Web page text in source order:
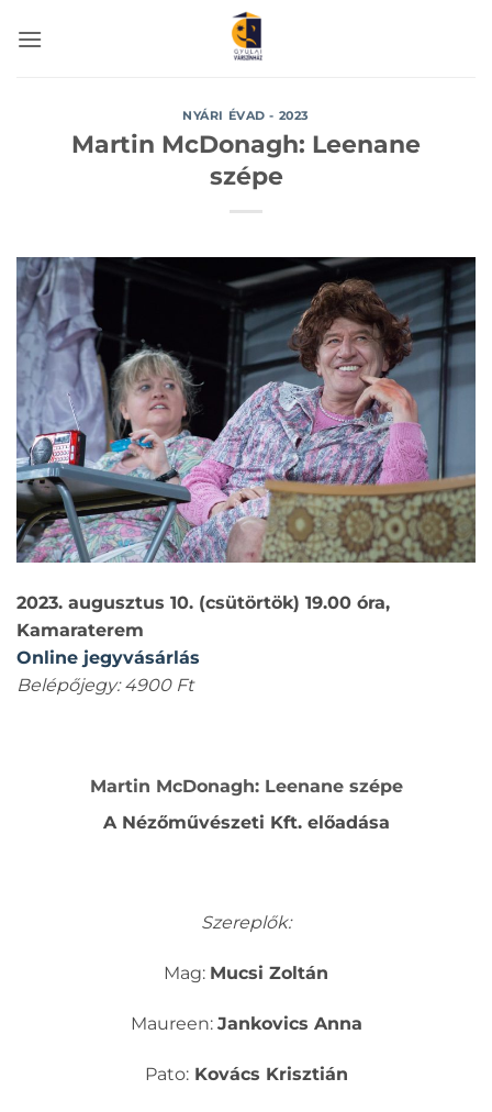
NYÁRI ÉVAD - 2023
Martin McDonagh: Leenane
szépe
2023. augusztus 10. (csütörtök) 19.00 óra,
Kamaraterem
Online jegyvásárlás
Belépőjegy: 4900 Ft
Martin McDonagh: Leenane szépe
A Nézőművészeti Kft. előadása
Szereplők:
Mag: Mucsi Zoltán
Maureen: Jankovics Anna
Pato:Kovács Krisztián